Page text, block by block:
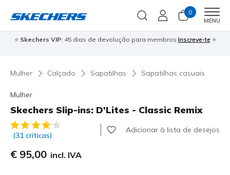
0
MENU
⭐ Skechers VIP:45 dias de devolução para membros Inscreve-te ⭐
Mulher Calçado Sapatilhas Sapatilhas casuais
Mulher
Skechers Slip-ins: D'Lites - Classic Remix
5 de 5 – Classificação do cliente
(31 críticas)
Adicionar à lista de desejos
€ 95,00 incl. IVA